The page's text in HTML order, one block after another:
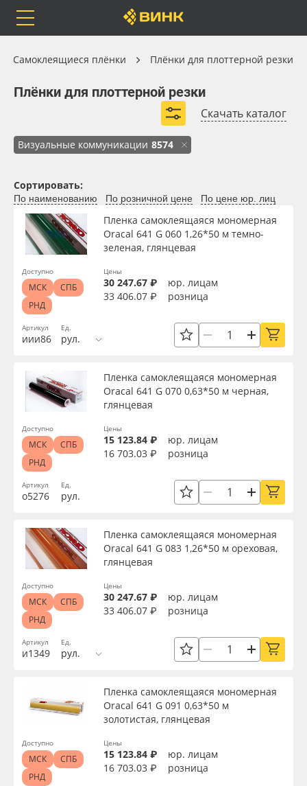
Каталог
Бренды
Доставка
Оплата
Сервис
Компания
Блог
Поставщикам
Избранное
8 800 550 7888
Москва
Весь каталог
Самоклеящиеся плёнки
Листовые материалы
Чернила
Клей, скотчи и крепёж
Мобильные конструкции и POS-материалы
Профильные системы
Светотехника
Инженерные пластики
Упаковочные материалы
Оборудование и инструмент
Новинки ассортимента
Плёнка монтажная Oratape
ПЭТ листовой
ПЭТ бэклит
Самоклеящиеся плёнки Плёнки для плоттерной резки
Плёнки для плоттерной резки
Скачать каталог
Визуальные коммуникации 8574
Самоклеящиеся плёнки
Плёнки для плоттерной резки
Транслюцентные плёнки
Монтажные плёнки
Цветные плёнки Foletti
Вид
Тип
Ширина, м
Длина рулона, м
Толщина, мкм
Плотность, г/м2
Материал
Цвет
Клей
Текстура
Тип печати
Сортировать:
По наименованию По розничной цене По цене юр. лиц
Артикул
иии86
Пленка самоклеящаяся мономерная
Oracal 641 G 060 1,26*50 м темно-
зеленая, глянцевая
Ед.
рул.
Цены
30 247.67 ₽
юр. лицам
33 406.07 ₽
розница
Доступно
МСК
СПБ
РНД
Артикул
о5276
Пленка самоклеящаяся мономерная
Oracal 641 G 070 0,63*50 м черная,
глянцевая
Ед.
рул.
Цены
15 123.84 ₽
юр. лицам
16 703.03 ₽
розница
Доступно
МСК
СПБ
РНД
Артикул
и1349
Пленка самоклеящаяся мономерная
Oracal 641 G 083 1,26*50 м ореховая,
глянцевая
Ед.
рул.
Цены
30 247.67 ₽
юр. лицам
33 406.07 ₽
розница
Доступно
МСК
СПБ
РНД
Пленка самоклеящаяся мономерная
Oracal 641 G 091 0,63*50 м
золотистая, глянцевая
Цены
15 123.84 ₽
юр. лицам
16 703.03 ₽
розница
Доступно
МСК
СПБ
РНД